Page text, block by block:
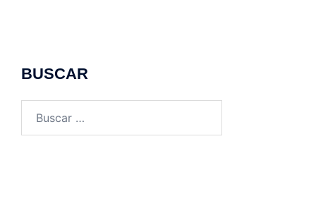
BUSCAR